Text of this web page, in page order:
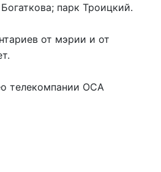
парк Троицкий.
от мэрии и от
телекомпании ОСА